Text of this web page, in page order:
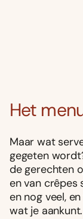
Het
Maar wat
gegeten
de gerechten
en van
en nog veel,
wat je aankunt.